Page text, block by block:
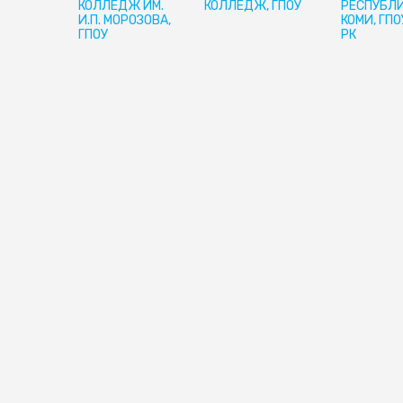
КОЛЛЕДЖ ИМ.
И.П. МОРОЗОВА,
ГПОУ
КОЛЛЕДЖ, ГПОУ
КОМИ,
РК